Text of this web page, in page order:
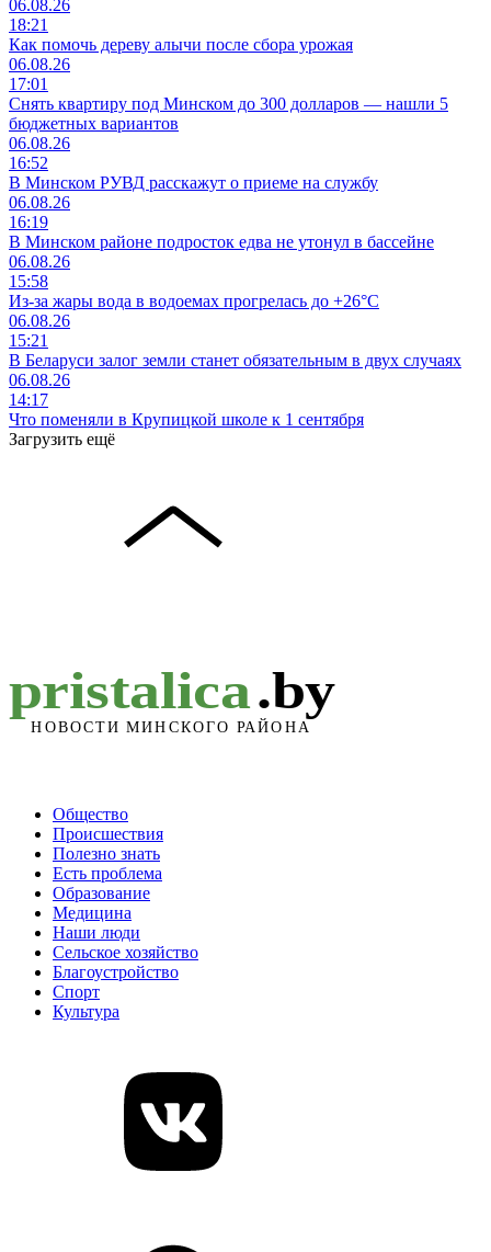
06.08.26
18:21
Как помочь дереву алычи после сбора урожая
06.08.26
17:01
Снять квартиру под Минском до 300 долларов — нашли 5
бюджетных вариантов
06.08.26
16:52
В Минском РУВД расскажут о приеме на службу
06.08.26
16:19
В Минском районе подросток едва не утонул в бассейне
06.08.26
15:58
Из-за жары вода в водоемах прогрелась до +26°C
06.08.26
15:21
В Беларуси залог земли станет обязательным в двух случаях
06.08.26
14:17
Что поменяли в Крупицкой школе к 1 сентября
Загрузить ещё
Общество
Происшествия
Полезно знать
Есть проблема
Образование
Медицина
Наши люди
Сельское хозяйство
Благоустройство
Спорт
Культура